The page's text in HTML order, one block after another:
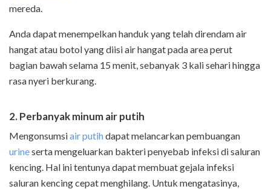
mereda.
Anda dapat menempelkan handuk yang telah direndam air
hangat atau botol yang diisi air hangat pada area perut
bagian bawah selama 15 menit, sebanyak 3 kali sehari hingga
rasa nyeri berkurang.
2. Perbanyak minum air putih
Mengonsumsiair putihdapat melancarkan pembuangan
urineserta mengeluarkan bakteri penyebab infeksi di saluran
kencing. Hal ini tentunya dapat membuat gejala infeksi
saluran kencing cepat menghilang. Untuk mengatasinya,